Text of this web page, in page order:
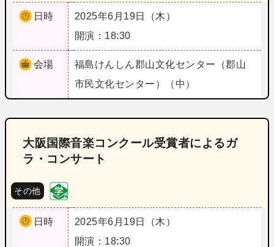
日時
2025年6月19日（木）
開演：18:30
会場 福島けんしん郡山文化センター（郡山
市民文化センター）（中）
大阪国際音楽コンクール受賞者によるガ
ラ・コンサート
その他
日時
2025年6月19日（木）
開演：18:30